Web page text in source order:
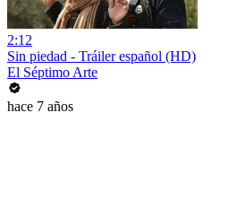
2:12
Sin piedad - Tráiler español (HD)
El Séptimo Arte
hace 7 años